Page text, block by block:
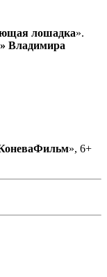
лошадка».
Владимира
», 6+